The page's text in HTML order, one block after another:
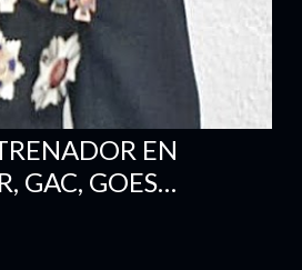
EN
GAC, GOES…